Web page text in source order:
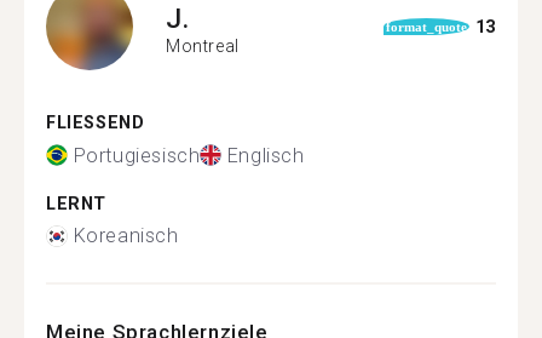
J.
Montreal
format_quote 13
FLIESSEND
Portugiesisch Englisch
LERNT
Koreanisch
Meine Sprachlernziele